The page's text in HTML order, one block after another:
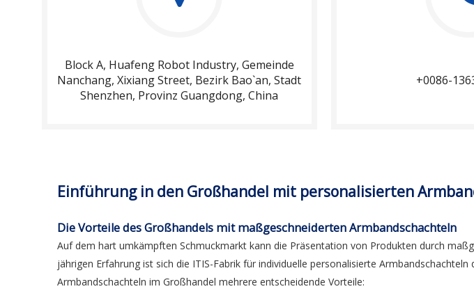
Block A, Huafeng Robot Industry, Gemeinde
Nanchang, Xixiang Street, Bezirk Bao`an, Stadt
Shenzhen, Provinz Guangdong, China
+0086-
Einführung in den Großhandel mit personalisierten
Die Vorteile des Großhandels mit maßgeschneiderten Armbandschachteln
Auf dem hart umkämpften Schmuckmarkt kann die Präsentation von Produkten durch
jährigen Erfahrung ist sich die ITIS-Fabrik für individuelle personalisierte
Armbandschachteln im Großhandel mehrere entscheidende Vorteile: